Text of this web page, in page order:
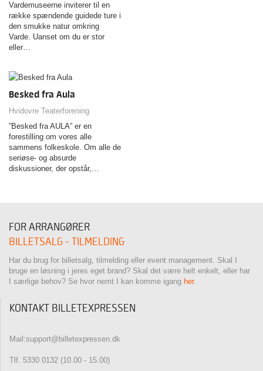
Vardemuseerne inviterer til en
række spændende guidede ture i
den smukke natur omkring
Varde. Uanset om du er stor
eller…
Besked fra Aula
Hvidovre Teaterforening
”Besked fra AULA” er en
forestilling om vores alle
sammens folkeskole. Om alle de
seriøse- og absurde
diskussioner, der opstår,…
FOR ARRANGØRER
BILLETSALG - TILMELDING
Har du brug for billetsalg, tilmelding eller event management. Skal I
bruge en løsning i jeres eget brand? Skal det være helt enkelt, eller har
I særlige behov? Se hvor nemt I kan komme igang her.
KONTAKT BILLETEXPRESSEN
Mail:support@billetexpressen.dk
Tlf. 5330 0132 (10.00 - 15.00)